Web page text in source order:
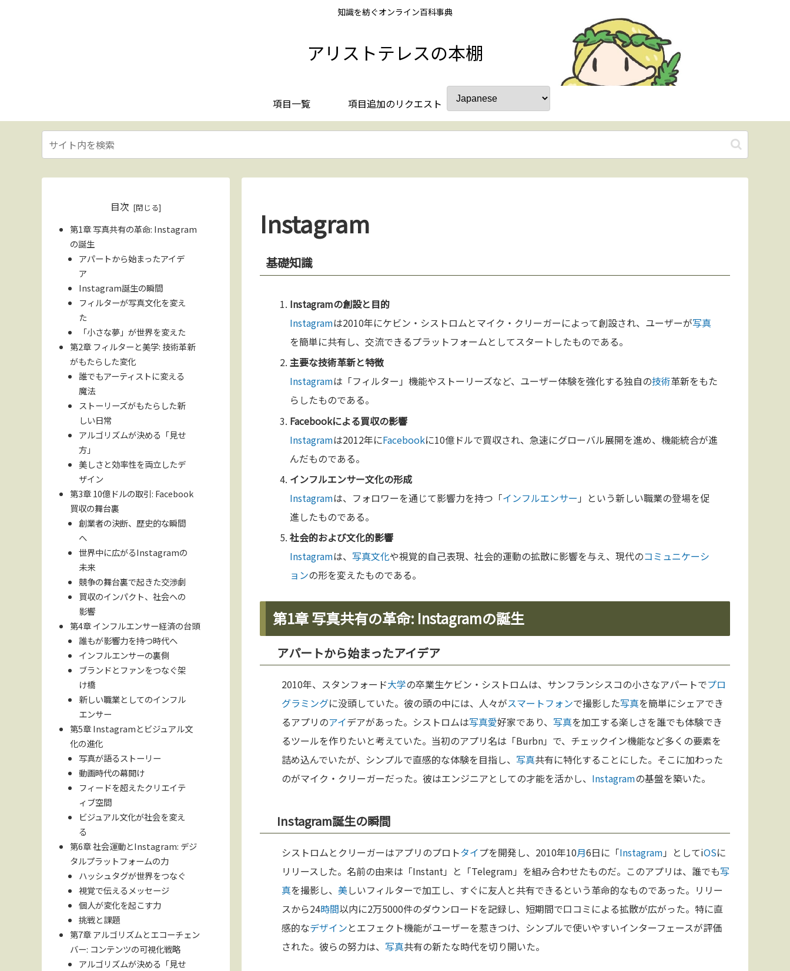
知識を紡ぐオンライン百科事典
アリストテレスの本棚
項目一覧 項目追加のリクエスト
Instagram
基礎知識
Instagramの創設と目的
Instagramは2010年にケビン・シストロムとマイク・クリーガーによって創設され、ユーザーが写真
を簡単に共有し、交流できるプラットフォームとしてスタートしたものである。
主要な技術革新と特徴
Instagramは「フィルター」機能やストーリーズなど、ユーザー体験を強化する独自の技術革新をもた
らしたものである。
Facebookによる買収の影響
Instagramは2012年にFacebookに10億ドルで買収され、急速にグローバル展開を進め、機能統合が進
んだものである。
インフルエンサー文化の形成
Instagramは、フォロワーを通じて影響力を持つ「インフルエンサー 」という新しい職業の登場を促
進したものである。
社会的および文化的影響
Instagramは、写真文化や視覚的自己表現、社会的運動の拡散に影響を与え、現代のコミュニケーシ
ョンの形を変えたものである。
第1章 写真共有の革命: Instagramの誕生
アパートから始まったアイデア
2010年、スタンフォード大学の卒業生ケビン・シストロムは、サンフランシスコの小さなアパートでプロ
グラミングに没頭していた。彼の頭の中には、人々がスマートフォンで撮影した写真を簡単にシェアでき
るアプリのアイデアがあった。シストロムは写真愛好家であり、 写真を加工する楽しさを誰でも体験でき
るツールを作りたいと考えていた。当初のアプリ名は「Burbn」で、チェックイン機能など多くの要素を
詰め込んでいたが、シンプルで直感的な体験を目指し、 写真共有に特化することにした。そこに加わった
のがマイク・クリーガーだった。彼はエンジニアとしての才能を活かし、 Instagramの基盤を築いた。
Instagram誕生の瞬間
シストロムとクリーガーはアプリのプロトタイプを開発し、2010年10月6日に「Instagram 」としてiOSに
リリースした。名前の由来は「Instant」と「Telegram」を組み合わせたものだ。このアプリは、誰でも写
真を撮影し、 美しいフィルターで加工し、すぐに友人と共有できるという革命的なものであった。リリー
スから24時間以内に2万5000件のダウンロードを記録し、短期間で口コミによる拡散が広がった。特に直
感的なデザインとエフェクト機能がユーザーを惹きつけ、シンプルで使いやすいインターフェースが評価
された。彼らの努力は、 写真共有の新たな時代を切り開いた。
目次
第1章 写真共有の革命: Instagram
の誕生
アパートから始まったアイデ
ア
Instagram誕生の瞬間
フィルターが写真文化を変え
た
「小さな夢」が世界を変えた
第2章 フィルターと美学: 技術革新
がもたらした変化
誰でもアーティストに変える
魔法
ストーリーズがもたらした新
しい日常
アルゴリズムが決める「見せ
方」
美しさと効率性を両立したデ
ザイン
第3章 10億ドルの取引: Facebook
買収の舞台裏
創業者の決断、歴史的な瞬間
へ
世界中に広がるInstagramの
未来
競争の舞台裏で起きた交渉劇
買収のインパクト、社会への
影響
第4章 インフルエンサー経済の台頭
誰もが影響力を持つ時代へ
インフルエンサーの裏側
ブランドとファンをつなぐ架
け橋
新しい職業としてのインフル
エンサー
第5章 Instagramとビジュアル文
化の進化
写真が語るストーリー
動画時代の幕開け
フィードを超えたクリエイテ
ィブ空間
ビジュアル文化が社会を変え
る
第6章 社会運動とInstagram: デジ
タルプラットフォームの力
ハッシュタグが世界をつなぐ
視覚で伝えるメッセージ
個人が変化を起こす力
挑戦と課題
第7章 アルゴリズムとエコーチェン
バー: コンテンツの可視化戦略
アルゴリズムが決める「見せ